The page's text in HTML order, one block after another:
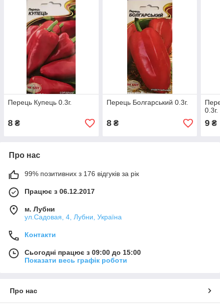
Перець Купець 0.3г.
8 ₴
Перець Болгарський 0.3г.
8₴
0.3г.
9 ₴
Про нас
99% позитивних з 176 відгуків за рік
Працює з 06.12.2017
м. Лубни
ул.Садовая, 4, Лубни, Україна
Контакти
Сьогодні працює з 09:00 до 15:00
Показати весь графік роботи
Про нас